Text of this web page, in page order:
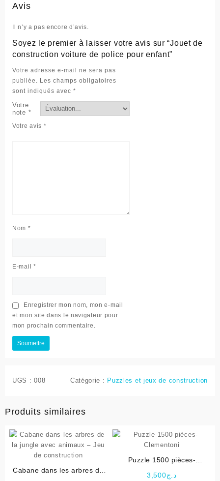
Avis
Il n’y a pas encore d’avis.
Soyez le premier à laisser votre avis sur “Jouet de
construction voiture de police pour enfant”
Votre adresse e-mail ne sera pas
publiée.
Les champs obligatoires
sont indiqués avec *
Votre
note *
Votre avis *
Nom *
E-mail *
Enregistrer mon nom, mon e-mail
et mon site dans le navigateur pour
mon prochain commentaire.
UGS :008 Catégorie : Puzzles et jeux de construction
Produits similaires
Cabane dans les arbres de
Puzzle 1500 pièces-
د.ج3,500